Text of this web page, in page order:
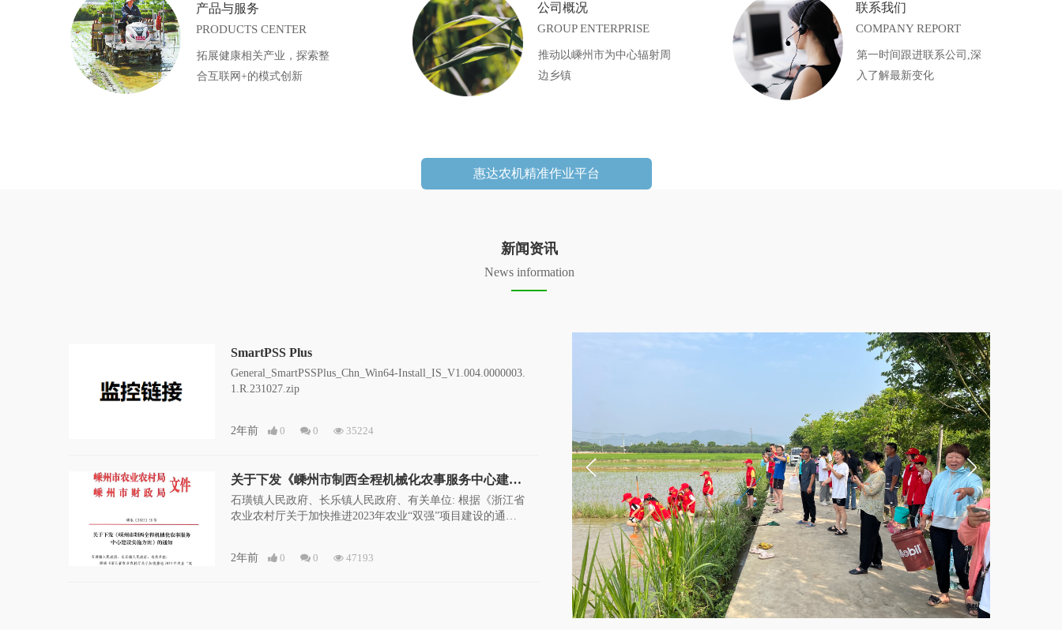
产品与服务
PRODUCTS CENTER
拓展健康相关产业，探索整
合互联网+的模式创新
公司概况
GROUP ENTERPRISE
推动以嵊州市为中心辐射周
边乡镇
联系我们
COMPANY REPORT
第一时间跟进联系公司,深
入了解最新变化
惠达农机精准作业平台
新闻资讯
News information
SmartPSS Plus
General_SmartPSSPlus_Chn_Win64-Install_IS_V1.004.0000003.
1.R.231027.zip
2年前 0 0 35224
关于下发《嵊州市制西全程机械化农事服务中心建设
实施方案》的通知
石璜镇人民政府、长乐镇人民政府、有关单位: 根据《浙江省
农业农村厅关于加快推进2023年农业“双强”项目建设的通
2年前 0 0 47193